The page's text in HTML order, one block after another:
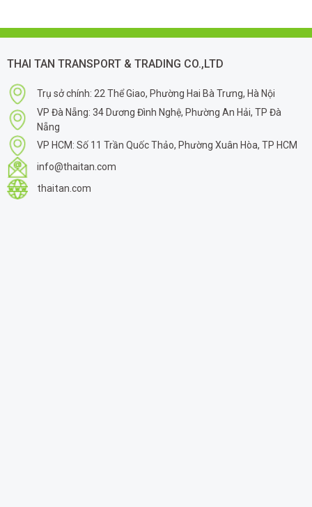
THAI TAN TRANSPORT & TRADING CO.,LTD
Trụ sở chính: 22 Thể Giao, Phường Hai Bà Trưng, Hà Nội
VP Đà Nẵng: 34 Dương Đình Nghệ, Phường An Hải, TP Đà
Nẵng
VP HCM: Số 11 Trần Quốc Thảo, Phường Xuân Hòa, TP HCM
info@thaitan.com
thaitan.com